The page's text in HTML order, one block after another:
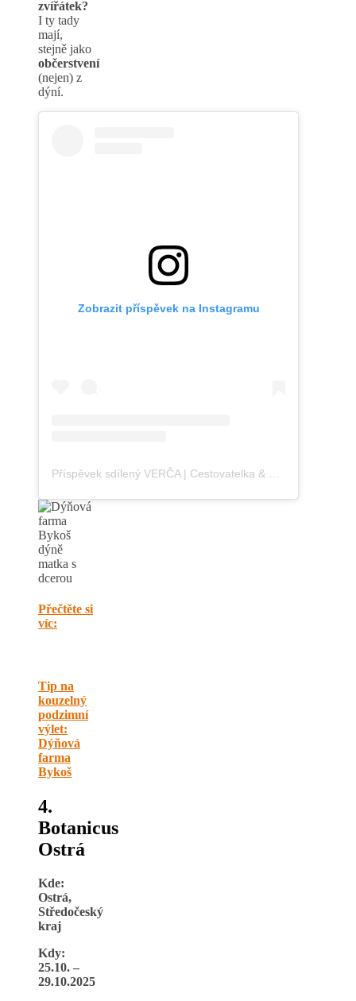
zvířátek?
I ty tady
mají,
stejně jako
občerstvení
(nejen) z
dýní.
Zobrazit příspěvek na Instagramu
Přečtěte si
víc:
Tip na
kouzelný
podzimní
výlet:
Dýňová
farma
Bykoš
4.
Botanicus
Ostrá
Kde:
Ostrá,
Středočeský
kraj
Kdy:
25.10. –
29.10.2025